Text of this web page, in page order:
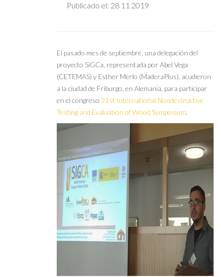
Publicado el: 28 11 2019
El pasado mes de septiembre, una delegación del
proyecto SiGCa, representada por Abel Vega
(CETEMAS) y Esther Merlo (MaderaPlus), acudieron
a la ciudad de Friburgo, en Alemania, para participar
en el congreso 21st International Nondestructive
Testing and Evaluation of Wood Symposium.